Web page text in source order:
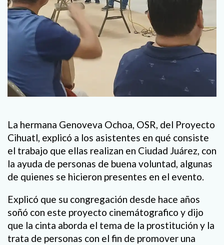
La hermana Genoveva Ochoa, OSR, del Proyecto
Cihuatl, explicó a los asistentes en qué consiste
el trabajo que ellas realizan en Ciudad Juárez, con
la ayuda de personas de buena voluntad, algunas
de quienes se hicieron presentes en el evento.
Explicó que su congregación desde hace años
soñó con este proyecto cinemátografico y dijo
que la cinta aborda el tema de la prostitución y la
trata de personas con el fin de promover una